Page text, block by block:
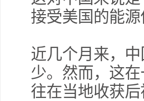
接受美国的能源
近几个月来，
少。然而，这
往在当地收获